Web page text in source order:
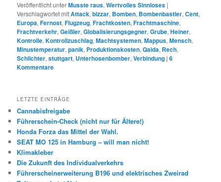
Veröffentlicht unterMusste raus,Wertvolles Sinnloses |
Verschlagwortet mitAttack,bizzar, Bomben, Bombenbastler,Cent,
Europa,Fernost,Flugzeug,Frachtkosten,Frachtmaschine,
Frachtverkehr,Geißler,Globalisierungsgegner,Grube,Heiner,
Kontrolle,Kontrollzuschlag,Machtsystemen,Mappus,Mensch,
Minustemperatur,panik, Produktionskosten,Qaida, Rech,
Schlichter,stuttgart, Unterhosenbomber,Verbindung |6
Kommentare
LETZTE EINTRÄGE
Cannabisfreigabe
Führerschein-Check (nicht nur für Ältere!)
Honda Forza das Mittel der Wahl.
SEAT MO 125 in Hamburg – will man nicht!
Klimakleber
Die Zukunft des Individualverkehrs
Führerscheinerweiterung B196 und elektrisches Zweirad